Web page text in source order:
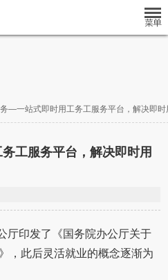
—一站式即时用工务工服务平台，解决即时
工服务平台，解决即时用
厅印发了《国务院办公厅关于
，此后灵活就业的概念逐渐为